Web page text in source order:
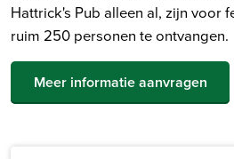
Hattrick's Pub alleen al, zijn voor
ruim 250 personen te ontvangen.
Meer informatie aanvragen